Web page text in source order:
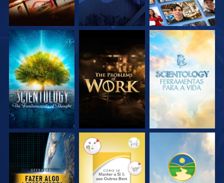
EXPLORE A SÉRIE EXPLORE A SÉRIE EXPLORE A SÉRIE
VEJA VEJA VEJA